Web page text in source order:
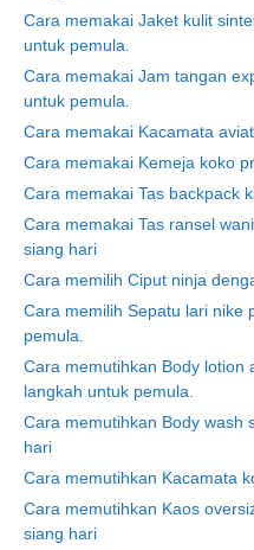
Cara memakai Jaket kulit
untuk pemula.
Cara memakai Jam tangan
untuk pemula.
Cara memakai Kacamata
Cara memakai Kemeja koko
Cara memakai Tas backpack
Cara memakai Tas ransel
siang hari
Cara memilih Ciput ninja
Cara memilih Sepatu lari nike
pemula.
Cara memutihkan Body lotion
langkah untuk pemula.
Cara memutihkan Body wash
hari
Cara memutihkan Kacamata
Cara memutihkan Kaos
siang hari